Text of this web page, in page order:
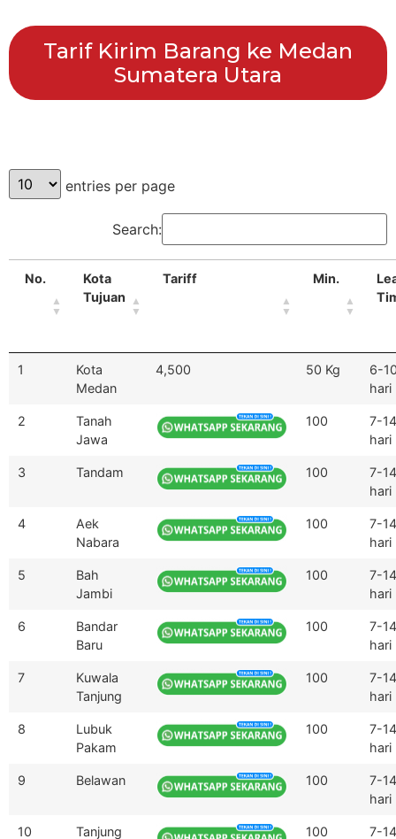
Tarif Kirim Barang ke Medan
Sumatera Utara
entries per page
Search:
No.
Kota
Tujuan
Tariff Min.
1
Kota
Medan
4,500 50 Kg
6-
hari
2
Tanah
Jawa
100
7-14
hari
3 Tandam 100
7-14
hari
4
Aek
Nabara
100
7-14
hari
5
Bah
Jambi
100
7-14
hari
6
Bandar
Baru
100
7-14
hari
7
Kuwala
Tanjung
100
7-14
hari
8
Lubuk
Pakam
100
7-14
hari
9 Belawan 100
7-14
hari
10
Tanjung
100
7-14